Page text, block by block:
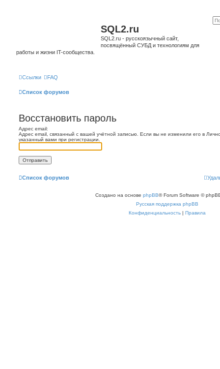
SQL2.ru
SQL2.ru - русскоязычный сайт,
посвящённый СУБД и технологиям для
работы и жизни IT-сообщества.
Ссылки FAQ
Список форумов
Восстановить пароль
Адрес email:
Адрес email, связанный с вашей учётной записью. Если вы не изменили его в
указанный вами при регистрации.
Список форумов
Создано на основе phpBB® Forum Software ©
Русская поддержка phpBB
Конфиденциальность | Правила